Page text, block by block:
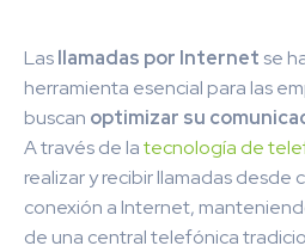
Lasllamadas por Internet se
herramienta esencial para las
buscan optimizar su
A través de latecnología de
realizar y recibir llamadas desde
conexión a Internet,
de una central telefónica